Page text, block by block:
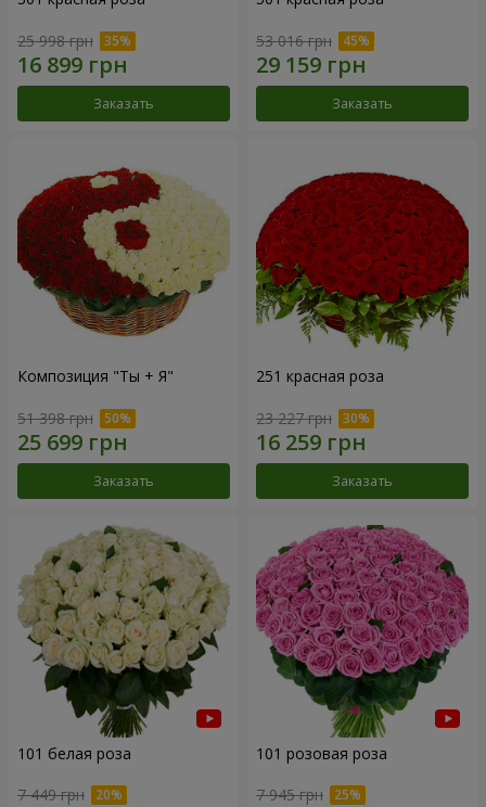
25 998 грн
Заказать
53 016 грн
Заказать
Композиция "Ты + Я"
51 398 грн
Заказать
251 красная роза
23 227 грн
Заказать
101 белая роза
7 449 грн
101 розовая роза
7 945 грн